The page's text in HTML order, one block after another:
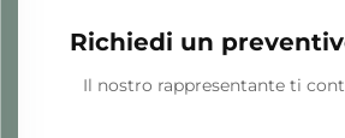
Richiedi un
Il nostro rappresentante ti